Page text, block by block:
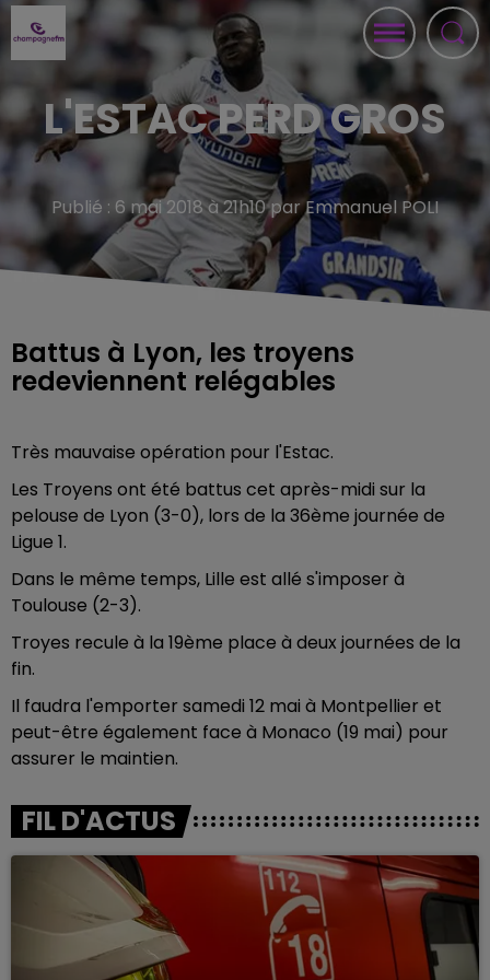
L'ESTAC PERD GROS
Publié : 6 mai 2018 à 21h10 par Emmanuel POLI
Battus à Lyon, les troyens
redeviennent relégables
Très mauvaise opération pour l'Estac.
Les Troyens ont été battus cet après-midi sur la
pelouse de Lyon (3-0), lors de la 36ème journée de
Ligue 1.
Dans le même temps, Lille est allé s'imposer à
Toulouse (2-3).
Troyes recule à la 19ème place à deux journées de la
fin.
Il faudra l'emporter samedi 12 mai à Montpellier et
peut-être également face à Monaco (19 mai) pour
assurer le maintien.
FIL D'ACTUS